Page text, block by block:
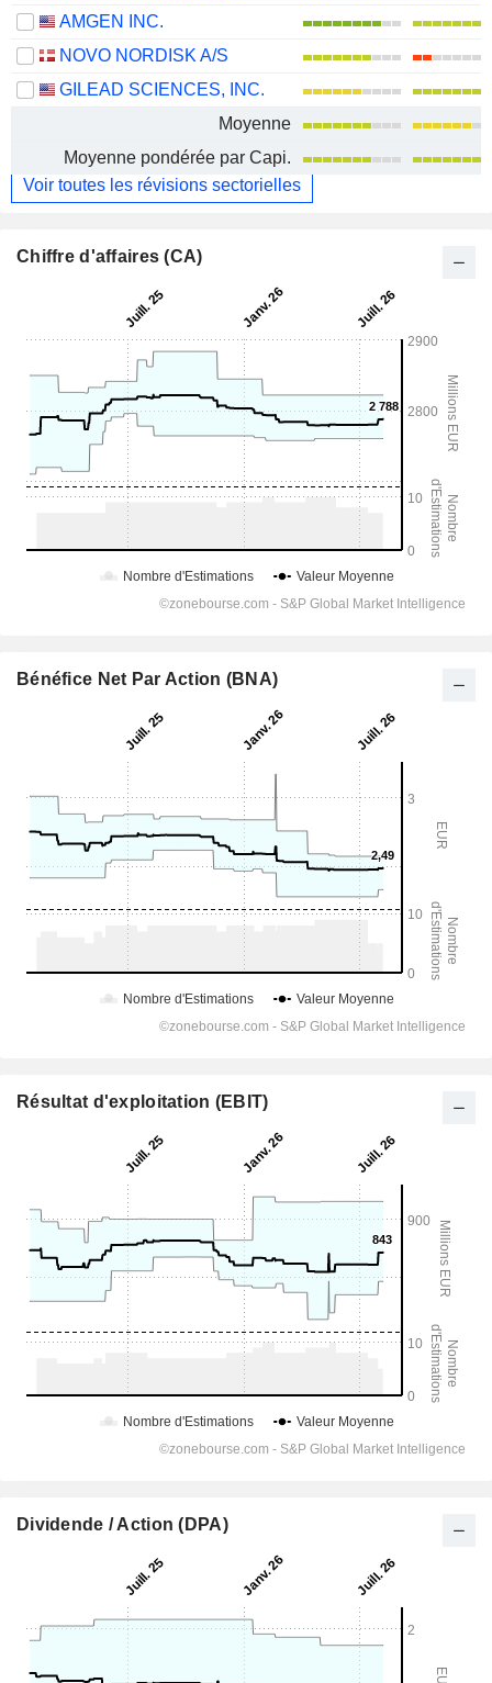
AMGEN INC.
NOVO NORDISK A/S
GILEAD SCIENCES, INC.
Moyenne
Moyenne pondérée par Capi.
Voir toutes les révisions sectorielles
Chiffre d'affaires (CA)
Bénéfice Net Par Action (BNA)
Résultat d'exploitation (EBIT)
Dividende / Action (DPA)